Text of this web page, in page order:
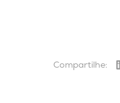
Compartilhe: